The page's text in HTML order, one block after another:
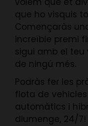
que ho visquis
Començaràs
increïble premi
sigui amb el teu
de ningú més.
Podràs fer les
flota de
automàtics i
diumenge, 24/7!